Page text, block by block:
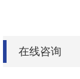
在线咨询